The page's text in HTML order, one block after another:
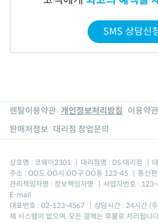
SMS 상담신
렌탈이용약관 개인정보처리방침 이용약관
판매처정보 대리점 창업문의
상호명 : 코웨이2301 대리점명 : DS 대리점
주소 : OO도 OO시 OO구 OO동 123-45
통신
관리책임자명 : 정보책임자명
사업자번호 :
E-mail
대표번호 : 02-123-4567
상담시간 : 24시간 (
제 시스템이 없으며, 모든 결제는 후불로 처리됩니